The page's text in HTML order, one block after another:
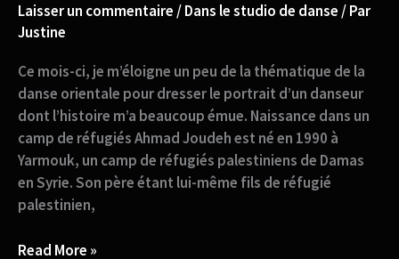
Laisser un commentaire /Dans le studio de danse / Par
Justine
Ce mois-ci, je m’éloigne un peu de la thématique de la
danse orientale pour dresser le portrait d’un danseur
dont l’histoire m’a beaucoup émue. Naissance dans un
camp de réfugiés Ahmad Joudeh est né en 1990 à
Yarmouk, un camp de réfugiés palestiniens de Damas
en Syrie. Son père étant lui-même fils de réfugié
palestinien,
Read More »